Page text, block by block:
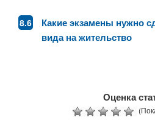
Какие экзамены нужно
вида на жительство
Оценка